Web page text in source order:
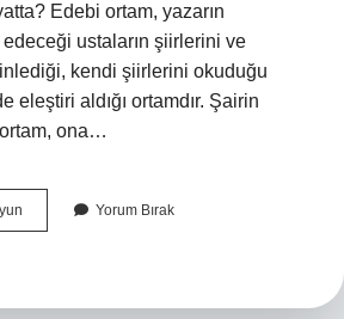
Edebi ortam, yazarın
ustaların şiirlerini ve
kendi şiirlerini okuduğu
eleştiri aldığı ortamdır. Şairin
ona…
Hangi
Yorum Bırak